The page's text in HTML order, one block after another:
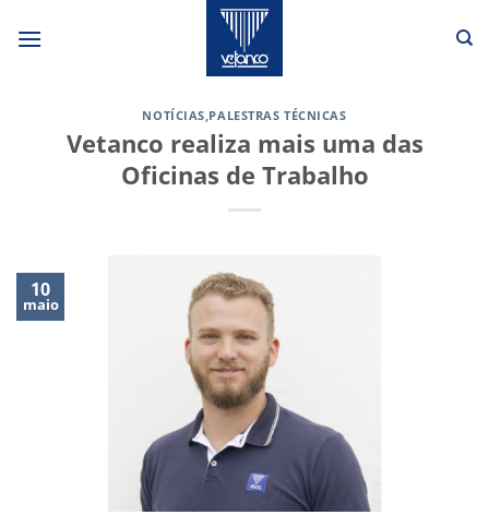
NOTÍCIAS,PALESTRAS TÉCNICAS
Vetanco realiza mais uma das
Oficinas de Trabalho
10
maio